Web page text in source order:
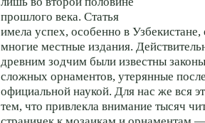
прошлого века. Статья
имела успех, особенно в Узбекистане,
многие местные издания.
древним зодчим были известны
сложных орнаментов, утерянные
официальной наукой. Для нас же вся
тем, что привлекла внимание тысяч